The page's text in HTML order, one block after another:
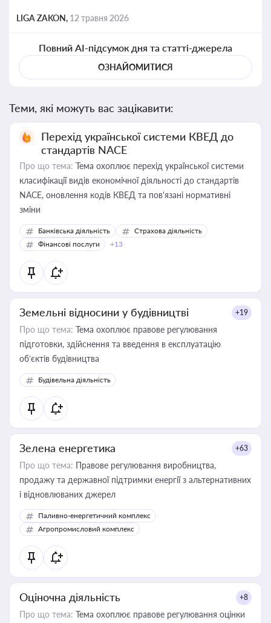
LIGA ZAKON, 12 травня 2026
Повний AI-підсумок дня та статті-джерела
ОЗНАЙОМИТИСЯ
Теми, які можуть вас зацікавити:
Перехід української системи КВЕД до
стандартів NACE
Про що тема: Тема охоплює перехід української системи
класифікації видів економічної діяльності до стандартів
NACE, оновлення кодів КВЕД та пов'язані нормативні
зміни
Банківська діяльність
Страхова діяльність
Фінансові послуги
+13
Земельні відносини у будівництві +19
Про що тема: Тема охоплює правове регулювання
підготовки, здійснення та введення в експлуатацію
об’єктів будівництва
Будівельна діяльність
Зелена енергетика +63
Про що тема: Правове регулювання виробництва,
продажу та державної підтримки енергії з альтернативних
і відновлюваних джерел
Паливно-енергетичний комплекс
Агропромисловий комплекс
Оціночна діяльність +8
Про що тема: Тема охоплює правове регулювання оцінки